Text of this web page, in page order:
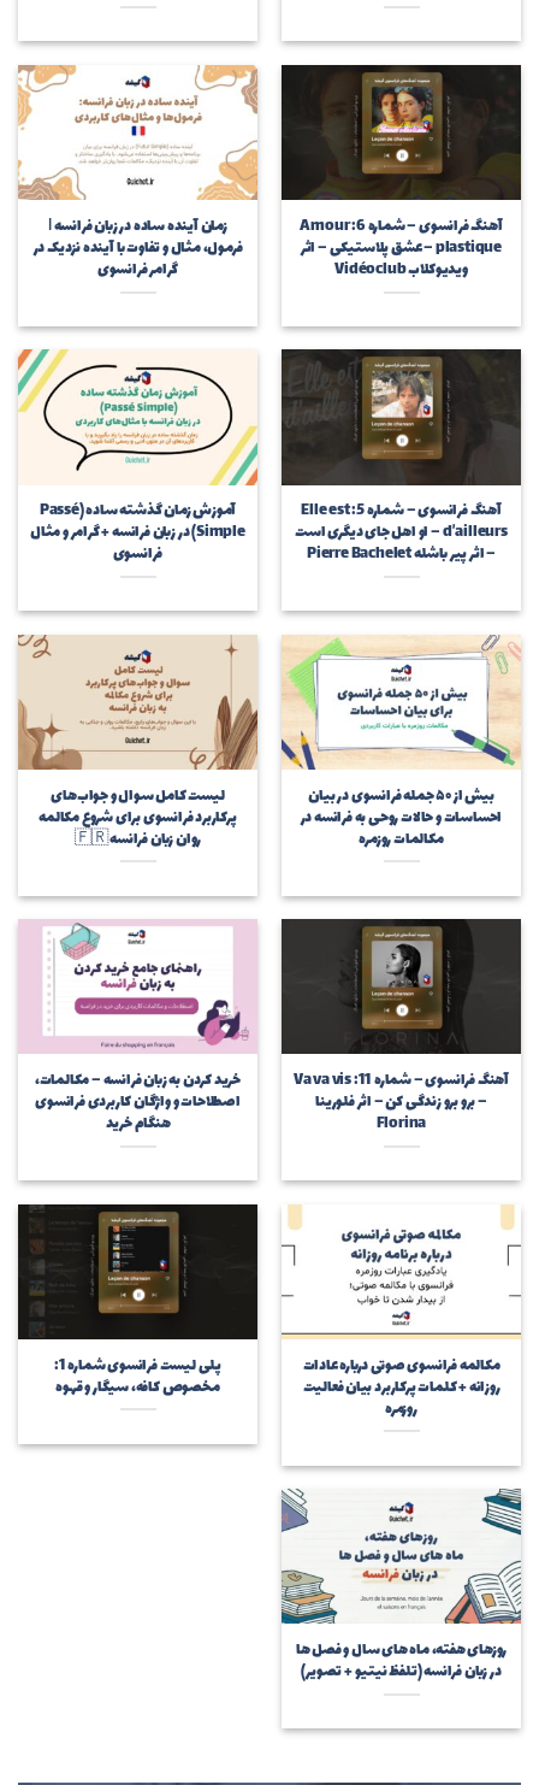
آهنگ فرانسوی – شماره 6: Amour
plastique – عشق پلاستیکی – اثر
ویدیوکلاب Vidéoclub
زمان آینده ساده در زبان فرانسه |
فرمول، مثال و تفاوت با آینده نزدیک در
گرامر فرانسوی
آهنگ فرانسوی – شماره 5: Elle est
d’ailleurs – او اهل جای دیگری است
– اثر پیر باشله Pierre Bachelet
آموزش زمان گذشته ساده (Passé
Simple) در زبان فرانسه + گرامر و مثال‌
فرانسوی
بیش از ۵۰ جمله فرانسوی در بیان
احساسات و حالات روحی به فرانسه در
مکالمات روزمره
لیست کامل سوال و جواب‌های
پرکاربرد فرانسوی برای شروع مکالمه
روان زبان فرانسه 🇫🇷
آهنگ فرانسوی – شماره 11: Va va vis
– برو برو زندگی کن – اثر فلورینا
Florina
خرید کردن به زبان فرانسه – مکالمات،
اصطلاحات و واژگان کاربردی فرانسوی
هنگام خرید
مکالمه فرانسوی صوتی درباره عادات
روزانه + کلمات پرکاربرد بیان فعالیت
روزمره
پلی لیست فرانسوی شماره 1:
مخصوص کافه، سیگار و قهوه
روزهای هفته، ماه های سال و فصل ها
در زبان فرانسه (تلفظ نیتیو + تصویر)